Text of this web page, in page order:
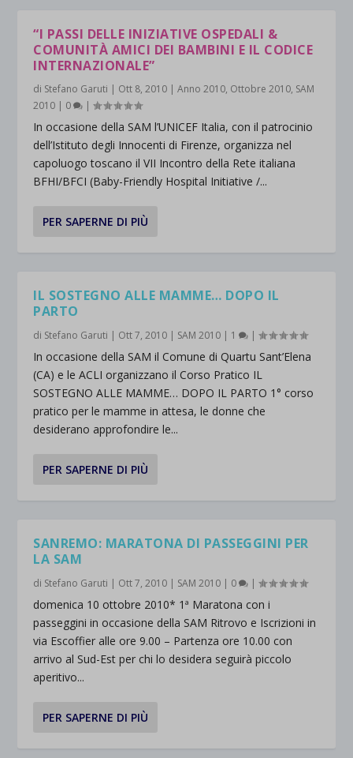
“I PASSI DELLE INIZIATIVE OSPEDALI &
COMUNITÀ AMICI DEI BAMBINI E IL CODICE
INTERNAZIONALE”
di Stefano Garuti | Ott 8, 2010 |Anno 2010, Ottobre 2010, SAM
2010 | 0 |
In occasione della SAM l’UNICEF Italia, con il patrocinio
dell’Istituto degli Innocenti di Firenze, organizza nel
capoluogo toscano il VII Incontro della Rete italiana
BFHI/BFCI (Baby-Friendly Hospital Initiative /...
PER SAPERNE DI PIÙ
IL SOSTEGNO ALLE MAMME… DOPO IL
PARTO
di Stefano Garuti | Ott 7, 2010 | SAM 2010 | 1 |
In occasione della SAM il Comune di Quartu Sant’Elena
(CA) e le ACLI organizzano il Corso Pratico IL
SOSTEGNO ALLE MAMME… DOPO IL PARTO 1° corso
pratico per le mamme in attesa, le donne che
desiderano approfondire le...
PER SAPERNE DI PIÙ
SANREMO: MARATONA DI PASSEGGINI PER
LA SAM
di Stefano Garuti | Ott 7, 2010 | SAM 2010 | 0 |
domenica 10 ottobre 2010* 1ª Maratona con i
passeggini in occasione della SAM Ritrovo e Iscrizioni in
via Escoffier alle ore 9.00 – Partenza ore 10.00 con
arrivo al Sud-Est per chi lo desidera seguirà piccolo
aperitivo...
PER SAPERNE DI PIÙ